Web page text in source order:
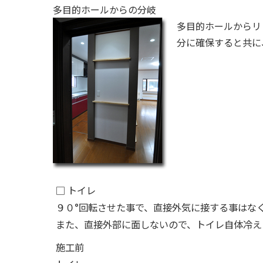
多目的ホールからの分岐
多目的ホールから
分に確保すると共
□ トイレ
９０°回転させた事で、直接外気に接する事は
また、直接外部に面しないので、トイレ自体冷
施工前